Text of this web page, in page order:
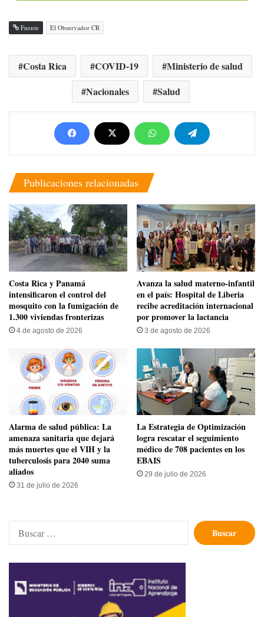
Fuente El Observador CR
Costa Rica COVID-19
Ministerio de salud
Nacionales
Salud
Publicaciones relacionadas
Costa Rica y Panamá
intensificaron el control del
mosquito con la fumigación de
1.300 viviendas fronterizas
4 de agosto de 2026
Avanza la salud materno-infantil
en el país: Hospital de Liberia
recibe acreditación internacional
por promover la lactancia
3 de agosto de 2026
​Alarma de salud pública: La
amenaza sanitaria que dejará
más muertes que el VIH y la
tuberculosis para 2040 suma
aliados
31 de julio de 2026
La Estrategia de Optimización
logra rescatar el seguimiento
médico de 708 pacientes en los
EBAIS
29 de julio de 2026
Buscar: